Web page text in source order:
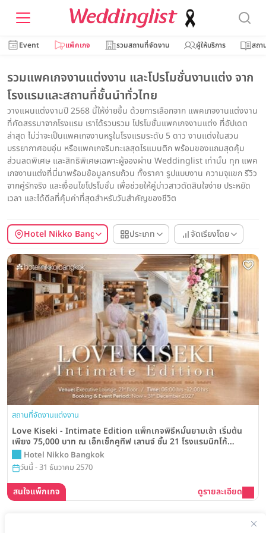
Event แพ็คเกจ รวมสถานที่จัดงาน ผู้ให้บริการ สถา
รวมแพคเกจงานแต่งงาน และโปรโมชั่นงานแต่ง จาก
โรงแรมและสถานที่ชั้นนำทั่วไทย
วางแผนแต่งงานปี 2568 นี้ให้ง่ายขึ้น ด้วยการเลือกจาก แพคเกจงานแต่งงาน
ที่คัดสรรมาจากโรงแรม เราได้รวบรวม โปรโมชั่นแพคเกจงานแต่ง ที่อัปเดต
ล่าสุด ไม่ว่าจะเป็นแพคเกจงานหรูในโรงแรมระดับ 5 ดาว งานแต่งในสวน
บรรยากาศอบอุ่น หรือแพคเกจริมทะเลสุดโรแมนติก พร้อมของแถมสุดคุ้ม
ส่วนลดพิเศษ และสิทธิพิเศษเฉพาะผู้จองผ่าน Weddinglist เท่านั้น ทุก แพค
เกจงานแต่งที่นี่มาพร้อมข้อมูลครบถ้วน ทั้งราคา รูปแบบงาน ความจุแขก รีวิว
จากคู่รักจริง และเงื่อนไขโปรโมชั่น เพื่อช่วยให้คู่บ่าวสาวตัดสินใจง่าย ประหยัด
เวลา และได้ดีลที่คุ้มค่าที่สุดสำหรับวันสำคัญของชีวิต
Hotel Nikko Bangkok ประเภท จัดเรียงโดย
สถานที่จัดงานแต่งงาน
Love Kiseki - Intimate Edition แพ็กเกจพิธีหมั้นยามเช้า เริ่มต้น
เพียง 75,000 บาท ณ เอ็กเซ็กคูทีฟ เลานจ์ ชั้น 21 โรงแรมนิกโก้
กรุงเทพฯ
Hotel Nikko Bangkok
วันนี้ - 31 ธันวาคม 2570
สนใจแพ็กเกจ ดูรายละเอียด